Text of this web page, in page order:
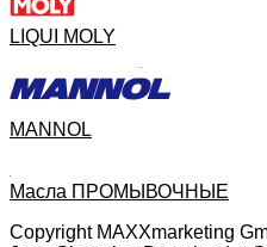
LIQUI MOLY
MANNOL
Масла ПРОМЫВОЧНЫЕ
Copyright MAXXmarketing